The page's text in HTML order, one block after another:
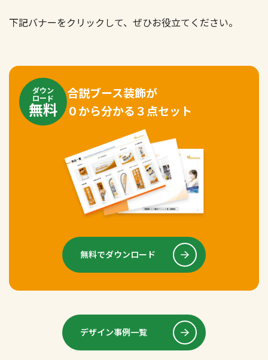
下記バナーをクリックして、ぜひお役立てください。
ダウン
ロード
無料
合説ブース装飾が
０から分かる３点セット
無料でダウンロード
デザイン事例一覧